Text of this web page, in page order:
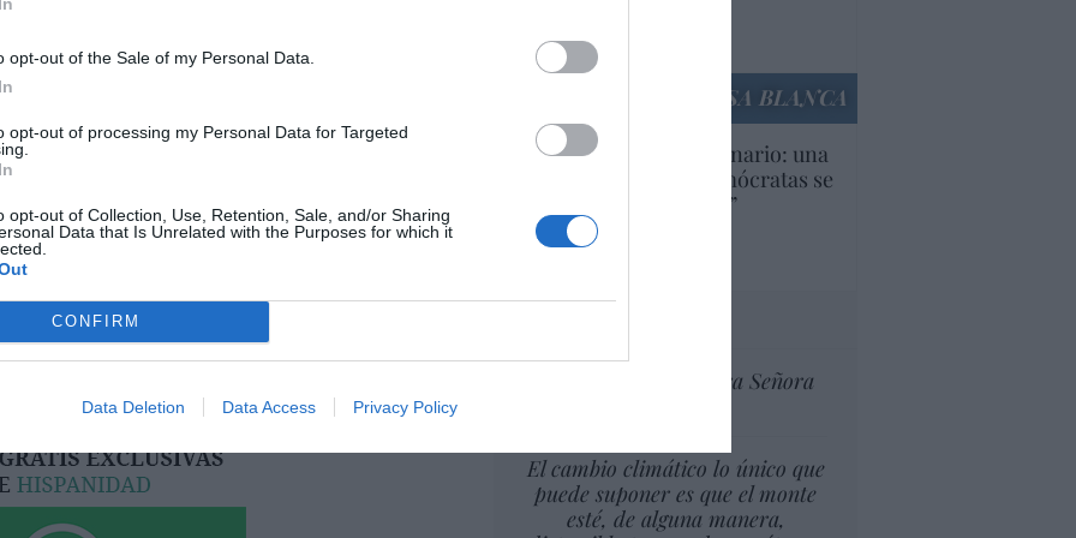
opt-out of the Sale of my Personal Data.
opt-out of processing my Personal Data for Targeted
opt-out of Collection, Use, Retention, Sale, and/or Sharing
Data that Is Unrelated with the Purposes for which it
CONFIRM
Data Deletion Data Access Privacy Policy
este artículo?
newsletter y recibe cada dia
destacado de Hispanidad
legales
Artículos anteriores
LA CASA BLANCA
EEUU. Inquietante escenario: una
tercera parte de los demócratas se
define como “socialista”
por Ignacio Aguirre
Ceuta celebra Nuestra Señora
El cambio climático lo único que
puede suponer es que el monte
esté, de alguna manera,